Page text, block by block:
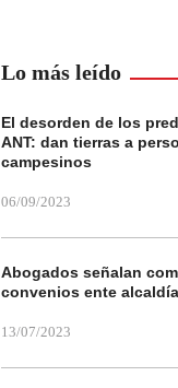
Lo más leído
El desorden de los
ANT: dan tierras a
campesinos
06/09/2023
Abogados señalan
convenios ente
13/07/2023